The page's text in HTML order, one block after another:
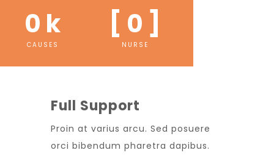
CAUSES
0 k
NURSE
[ 0 ]
Full Support
Proin at varius arcu. Sed posuere
orci bibendum pharetra dapibus.